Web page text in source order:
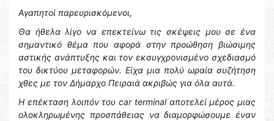
Αγαπητοί παρευρισκόμενοι,
Θα ήθελα λίγο να επεκτείνω τις σκέψεις μου σε ένα
σημαντικό θέμα που αφορά στην προώθηση βιώσιμης
αστικής ανάπτυξης και τον εκσυγχρονισμένο σχεδιασμό
του δικτύου μεταφορών. Είχα μια πολύ ωραία συζήτηση
χθες με τον Δήμαρχο Πειραιά ακριβώς για όλα αυτά.
Η επέκταση λοιπόν του car terminal αποτελεί μέρος μιας
ολοκληρωμένης προσπάθειας να διαμορφώσουμε έναν